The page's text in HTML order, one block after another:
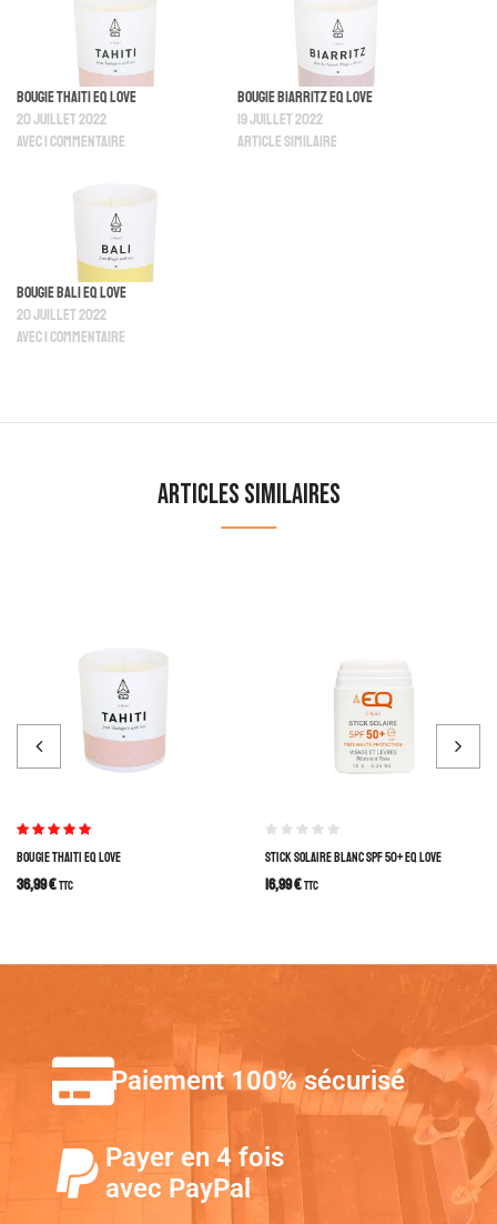
Bougie Thaiti EQ Love
20 juillet 2022
Avec 1 commentaire
Bougie Biarritz Eq Love
19 juillet 2022
Article similaire
Bougie Bali EQ Love
20 juillet 2022
Avec 1 commentaire
Articles similaires
Note5.00sur
5
BOUGIE THAITI EQ LOVE
36,99€TTC
STICK SOLAIRE BLANC SPF 50+ EQ LOVE
16,99€TTC
Paiement 100% sécurisé
Payer en 4 fois
avec PayPal